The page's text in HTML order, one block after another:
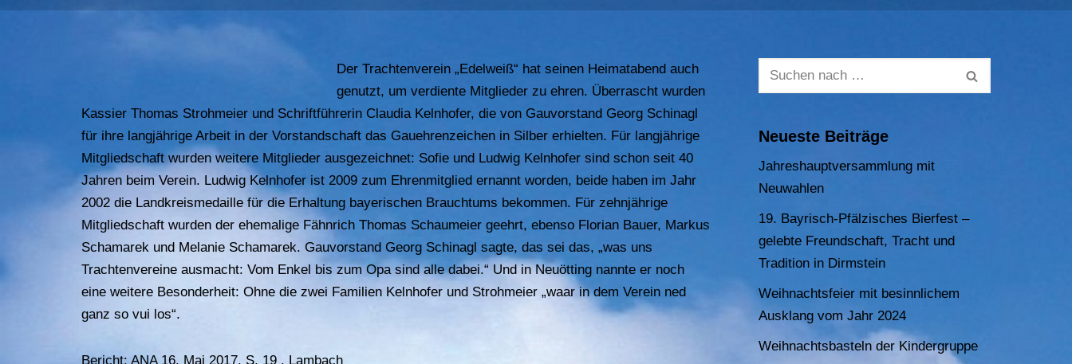
Der Trachtenverein „Edelweiß“ hat seinen Heimatabend auch
genutzt, um verdiente Mitglieder zu ehren. Überrascht wurden
Kassier Thomas Strohmeier und Schriftführerin Claudia Kelnhofer, die von Gauvorstand Georg Schinagl
für ihre langjährige Arbeit in der Vorstandschaft das Gauehrenzeichen in Silber erhielten. Für langjährige
Mitgliedschaft wurden weitere Mitglieder ausgezeichnet: Sofie und Ludwig Kelnhofer sind schon seit 40
Jahren beim Verein. Ludwig Kelnhofer ist 2009 zum Ehrenmitglied ernannt worden, beide haben im Jahr
2002 die Landkreismedaille für die Erhaltung bayerischen Brauchtums bekommen. Für zehnjährige
Mitgliedschaft wurden der ehemalige Fähnrich Thomas Schaumeier geehrt, ebenso Florian Bauer, Markus
Schamarek und Melanie Schamarek. Gauvorstand Georg Schinagl sagte, das sei das, „was uns
Trachtenvereine ausmacht: Vom Enkel bis zum Opa sind alle dabei.“ Und in Neuötting nannte er noch
eine weitere Besonderheit: Ohne die zwei Familien Kelnhofer und Strohmeier „waar in dem Verein ned
ganz so vui los“.
Bericht: ANA 16. Mai 2017, S. 19 , Lambach
Neueste Beiträge
Jahreshauptversammlung mit
Neuwahlen
19. Bayrisch-Pfälzisches Bierfest –
gelebte Freundschaft, Tracht und
Tradition in Dirmstein
Weihnachtsfeier mit besinnlichem
Ausklang vom Jahr 2024
Weihnachtsbasteln der Kindergruppe